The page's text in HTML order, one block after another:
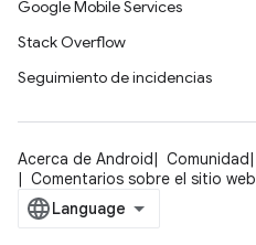
Google Mobile Services
Stack Overflow
Seguimiento de incidencias
Acerca de Android Comunidad
Comentarios sobre el sitio web